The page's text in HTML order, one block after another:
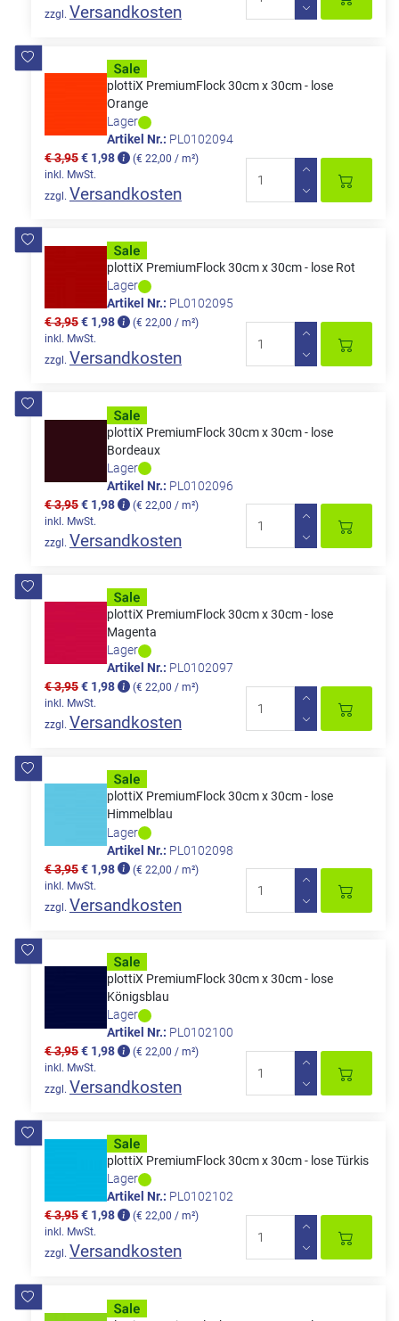
zzgl. Versandkosten
plottiX PremiumFlock 30cm x 30cm - lose
Orange
Lager
Artikel Nr.: PL0102094
€ 3,95€ 1,98
(€ 22,00 / m²)
inkl. MwSt.
zzgl. Versandkosten
plottiX PremiumFlock 30cm x 30cm - lose Rot
Lager
Artikel Nr.: PL0102095
€ 3,95€ 1,98
(€ 22,00 / m²)
inkl. MwSt.
zzgl. Versandkosten
plottiX PremiumFlock 30cm x 30cm - lose
Bordeaux
Lager
Artikel Nr.: PL0102096
€ 3,95€ 1,98
(€ 22,00 / m²)
inkl. MwSt.
zzgl. Versandkosten
plottiX PremiumFlock 30cm x 30cm - lose
Magenta
Lager
Artikel Nr.: PL0102097
€ 3,95€ 1,98
(€ 22,00 / m²)
inkl. MwSt.
zzgl. Versandkosten
plottiX PremiumFlock 30cm x 30cm - lose
Himmelblau
Lager
Artikel Nr.: PL0102098
€ 3,95€ 1,98
(€ 22,00 / m²)
inkl. MwSt.
zzgl. Versandkosten
plottiX PremiumFlock 30cm x 30cm - lose
Königsblau
Lager
Artikel Nr.: PL0102100
€ 3,95€ 1,98
(€ 22,00 / m²)
inkl. MwSt.
zzgl. Versandkosten
plottiX PremiumFlock 30cm x 30cm - lose Türkis
Lager
Artikel Nr.: PL0102102
€ 3,95€ 1,98
(€ 22,00 / m²)
inkl. MwSt.
zzgl. Versandkosten